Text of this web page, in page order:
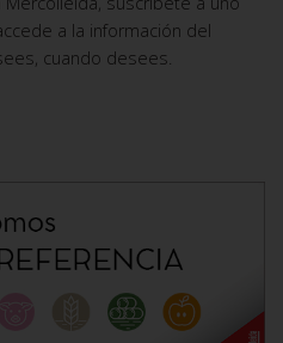
a la información del
cuando desees.